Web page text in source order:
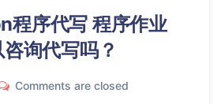
程序代写 程序作业
询代写吗？
Comments are closed